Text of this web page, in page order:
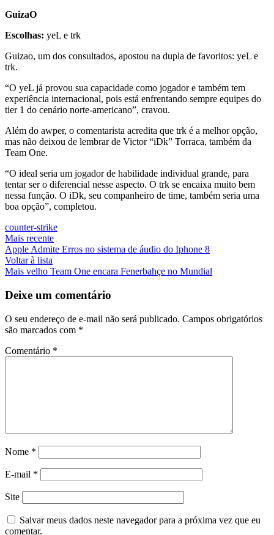
GuizaO
Escolhas: yeL e trk
Guizao, um dos consultados, apostou na dupla de favoritos: yeL e
trk.
“O yeL já provou sua capacidade como jogador e também tem
experiência internacional, pois está enfrentando sempre equipes do
tier 1 do cenário norte-americano”, cravou.
Além do awper, o comentarista acredita que trk é a melhor opção,
mas não deixou de lembrar de Victor “iDk” Torraca, também da
Team One.
“O ideal seria um jogador de habilidade individual grande, para
tentar ser o diferencial nesse aspecto. O trk se encaixa muito bem
nessa função. O iDk, seu companheiro de time, também seria uma
boa opção”, completou.
counter-strike
Mais recente
Apple Admite Erros no sistema de áudio do Iphone 8
Voltar à lista
Mais velho Team One encara Fenerbahçe no Mundial
Deixe um comentário
O seu endereço de e-mail não será publicado. Campos obrigatórios
são marcados com *
Comentário *
Nome *
E-mail *
Site
Salvar meus dados neste navegador para a próxima vez que eu
comentar.